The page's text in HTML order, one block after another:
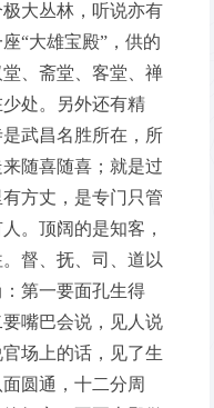
大丛林，听说亦有
“大雄宝殿”，供的
、斋堂、客堂、禅
处。另外还有精
武昌名胜所在，所
随喜随喜；就是过
方丈，是专门只管
。顶阔的是知客，
督、抚、司、道以
第一要面孔生得
嘴巴会说，见人说
场上的话，见了生
圆通，十二分周